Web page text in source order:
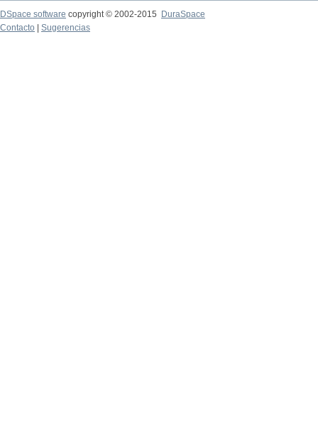
DSpace software copyright © 2002-2015
DuraSpace
Contacto
Sugerencias